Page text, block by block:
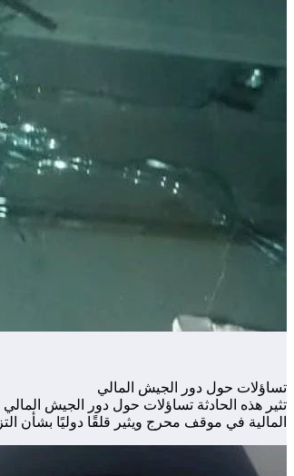
تساؤلات حول دور الجيش المالي
تثير هذه الحادثة تساؤلات حول دور الجيش
المالية في موقف محرج ويثير قلقًا دوليًا بشأن